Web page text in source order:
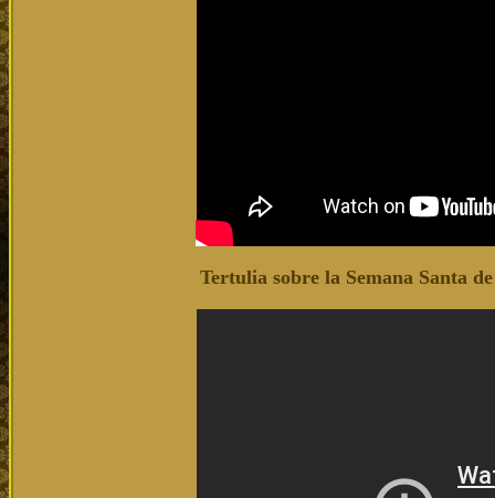
Tertulia sobre la Semana Santa